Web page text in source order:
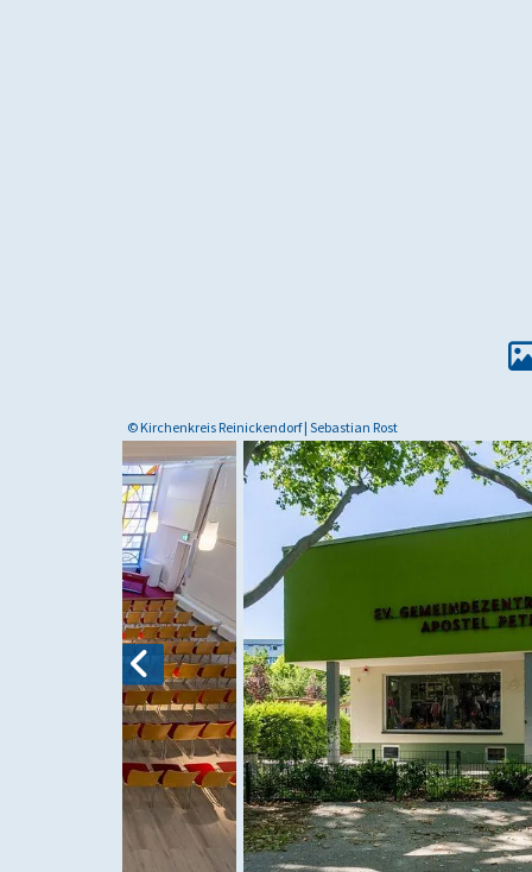
© Kirchenkreis Reinickendorf | Sebastian Rost